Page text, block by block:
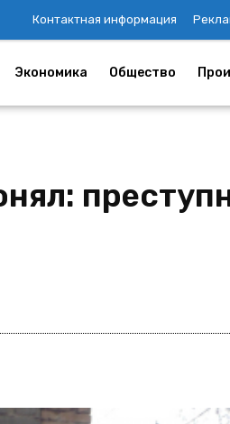
Контактная информация
Экономика Общество